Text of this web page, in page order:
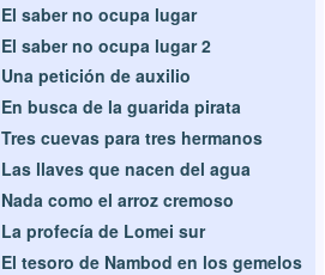
El saber no ocupa lugar
El saber no ocupa lugar 2
Una petición de auxilio
En busca de la guarida pirata
Tres cuevas para tres hermanos
Las llaves que nacen del agua
Nada como el arroz cremoso
La profecía de Lomei sur
El tesoro de Nambod en los gemelos